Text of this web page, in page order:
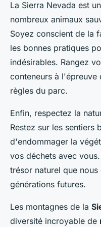
La Sierra Nevada est
nombreux animaux
Soyez conscient de la
les bonnes pratiques
indésirables. Rangez
conteneurs à l'épreuve
règles du parc.
Enfin, respectez la
Restez sur les sentiers
d'endommager la
vos déchets avec
trésor naturel que
générations futures.
Les montagnes de la
diversité incroyable de